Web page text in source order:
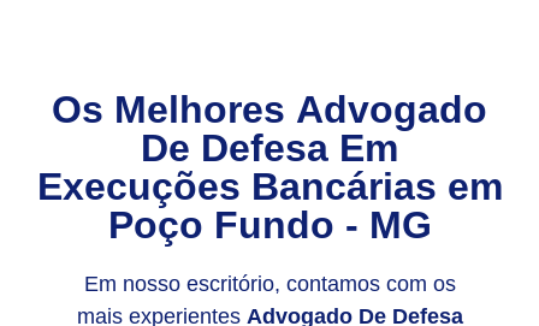
Os Melhores Advogado
De Defesa Em
Execuções Bancárias em
Poço Fundo - MG
Em nosso escritório, contamos com os
mais experientes Advogado De Defesa